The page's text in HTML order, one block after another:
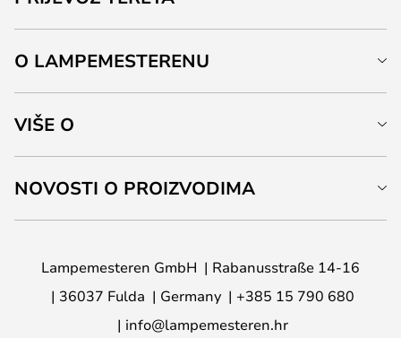
O LAMPEMESTERENU
VIŠE O
NOVOSTI O PROIZVODIMA
Lampemesteren GmbH
Rabanusstraße 14-16
36037 Fulda
Germany
+385 15 790 680
info@lampemesteren.hr